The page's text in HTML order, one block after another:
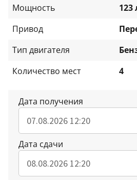
Мощность
123
Привод
Тип двигателя
Количество мест
4
Дата получения
Дата сдачи